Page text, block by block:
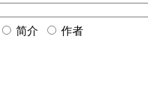
简介
作者